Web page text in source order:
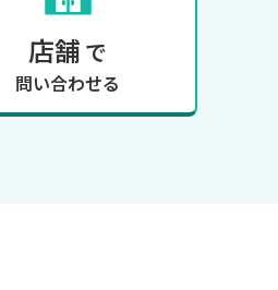
店舗 で
問い合わせる